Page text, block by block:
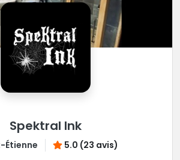
Spektral Ink
Étienne 5.0 (23 avis)